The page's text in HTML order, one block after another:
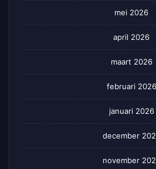
mei 2026
april 2026
maart 2026
februari 2026
januari 2026
december
november